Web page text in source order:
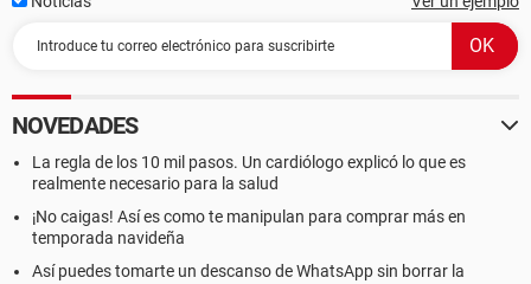
NOVEDADES
La regla de los 10 mil pasos. Un cardiólogo explicó lo que es
realmente necesario para la salud
¡No caigas! Así es como te manipulan para comprar más en
temporada navideña
Así puedes tomarte un descanso de WhatsApp sin borrar la